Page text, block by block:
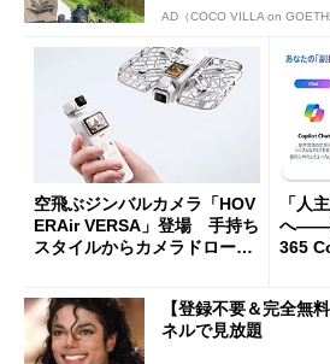
AD（COCO VILLA on
空飛ぶジンバルカメラ「HOV
ERAir VERSA」登場 手持ち
スタイルからカメラドローン
「人
へ――
365
【登録不要＆完全無
ネルで見放題